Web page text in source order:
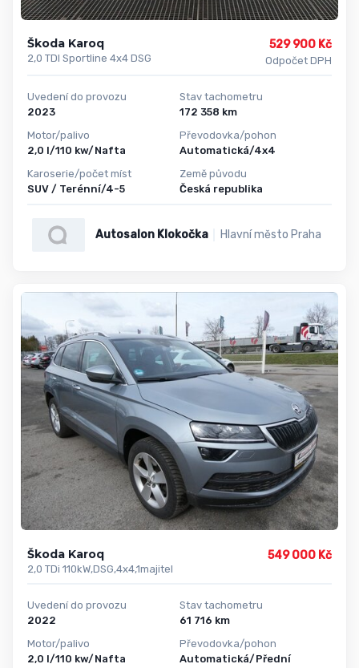
Škoda Karoq
2,0 TDI Sportline 4x4 DSG
529 900 Kč
Odpočet DPH
Uvedení do provozu
2023
Motor/palivo
2,0 l/110 kw/Nafta
Karoserie/počet míst
SUV / Terénní/4-5
Stav tachometru
172 358 km
Převodovka/pohon
Automatická/4x4
Země původu
Česká republika
Autosalon Klokočka Hlavní město Praha
Škoda Karoq
2,0 TDi 110kW,DSG,4x4,1majitel
549 000 Kč
Uvedení do provozu
2022
Motor/palivo
2,0 l/110 kw/Nafta
Stav tachometru
61 716 km
Převodovka/pohon
Automatická/Přední